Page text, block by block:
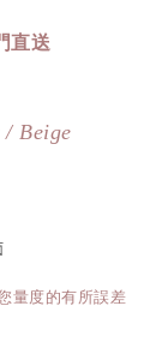
直送
Beige
量度的有所誤差